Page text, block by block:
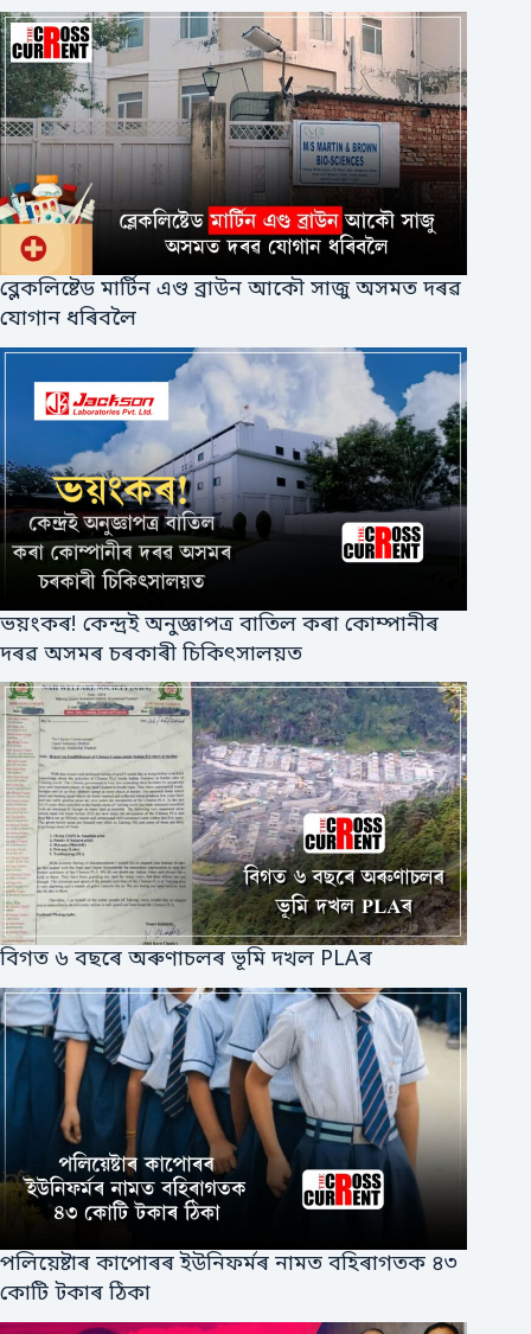
ব্লেকলিষ্টেড মাৰ্টিন এণ্ড ব্ৰাউন আকৌ সাজু অসমত দৰৱ
যোগান ধৰিবলৈ
ভয়ংকৰ! কেন্দ্ৰই অনুজ্ঞাপত্ৰ বাতিল কৰা কোম্পানীৰ
দৰৱ অসমৰ চৰকাৰী চিকিৎসালয়ত
বিগত ৬ বছৰে অৰুণাচলৰ ভূমি দখল PLAৰ
পলিয়েষ্টাৰ কাপোৰৰ ইউনিফর্মৰ নামত বহিৰাগতক ৪৩
কোটি টকাৰ ঠিকা